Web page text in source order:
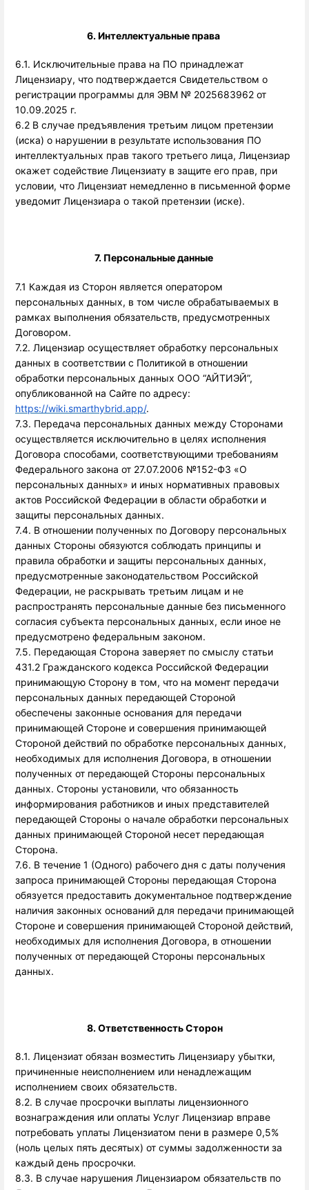
6. Интеллектуальные права
6.1. Исключительные права на ПО принадлежат
Лицензиару, что подтверждается Свидетельством о
регистрации программы для ЭВМ № 2025683962 от
10.09.2025 г.
6.2 В случае предъявления третьим лицом претензии
(иска) о нарушении в результате использования ПО
интеллектуальных прав такого третьего лица, Лицензиар
окажет содействие Лицензиату в защите его прав, при
условии, что Лицензиат немедленно в письменной форме
уведомит Лицензиара о такой претензии (иске).
7. Персональные данные
7.1 Каждая из Сторон является оператором
персональных данных, в том числе обрабатываемых в
рамках выполнения обязательств, предусмотренных
Договором.
7.2. Лицензиар осуществляет обработку персональных
данных в соответствии с Политикой в отношении
обработки персональных данных ООО “АЙТИЭЙ”,
https://wiki.smarthybrid.app/.
7.3. Передача персональных данных между Сторонами
осуществляется исключительно в целях исполнения
Договора способами, соответствующими требованиям
Федерального закона от 27.07.2006 №152-ФЗ «О
персональных данных» и иных нормативных правовых
актов Российской Федерации в области обработки и
защиты персональных данных.
7.4. В отношении полученных по Договору персональных
данных Стороны обязуются соблюдать принципы и
правила обработки и защиты персональных данных,
предусмотренные законодательством Российской
Федерации, не раскрывать третьим лицам и не
распространять персональные данные без письменного
согласия субъекта персональных данных, если иное не
предусмотрено федеральным законом.
7.5. Передающая Сторона заверяет по смыслу статьи
431.2 Гражданского кодекса Российской Федерации
принимающую Сторону в том, что на момент передачи
персональных данных передающей Стороной
обеспечены законные основания для передачи
принимающей Стороне и совершения принимающей
Стороной действий по обработке персональных данных,
необходимых для исполнения Договора, в отношении
полученных от передающей Стороны персональных
данных. Стороны установили, что обязанность
информирования работников и иных представителей
передающей Стороны о начале обработки персональных
данных принимающей Стороной несет передающая
Сторона.
7.6. В течение 1 (Одного) рабочего дня с даты получения
запроса принимающей Стороны передающая Сторона
обязуется предоставить документальное подтверждение
наличия законных оснований для передачи принимающей
Стороне и совершения принимающей Стороной действий,
необходимых для исполнения Договора, в отношении
полученных от передающей Стороны персональных
данных.
8. Ответственность Сторон
8.1. Лицензиат обязан возместить Лицензиару убытки,
причиненные неисполнением или ненадлежащим
исполнением своих обязательств.
8.2. В случае просрочки выплаты лицензионного
вознаграждения или оплаты Услуг Лицензиар вправе
потребовать уплаты Лицензиатом пени в размере 0,5%
(ноль целых пять десятых) от суммы задолженности за
каждый день просрочки.
8.3. В случае нарушения Лицензиаром обязательств по